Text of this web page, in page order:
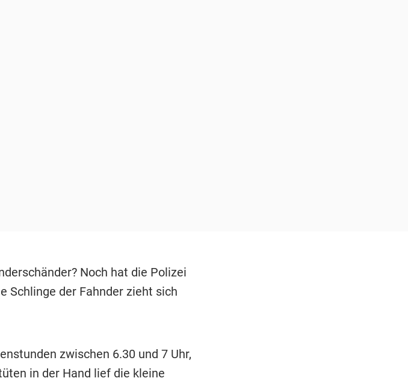
Noch hat die Polizei
Schlinge der Fahnder zieht sich
zwischen 6.30 und 7 Uhr,
in der Hand lief die kleine